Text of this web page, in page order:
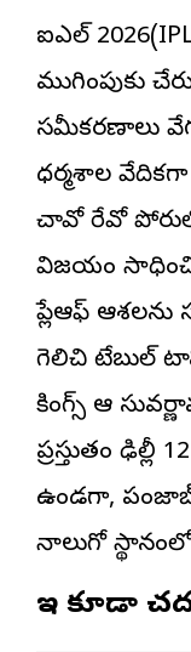
ఐపీఎల్
ముగింపుకు
సమీకరణాలు
ధర్మశాల వేదికగా
చావో రేవో పోరులో
విజయం
ప్లేఆఫ్
గెలిచి టేబుల్
కింగ్స్ ఆ
ప్రస్తుతం
ఉండగా,
నాలుగో
ఇవి కూడా